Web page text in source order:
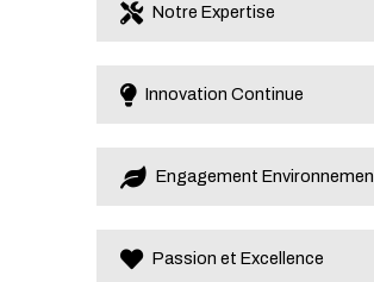
Notre Expertise
Innovation Continue
Engagement
Passion et Excellence